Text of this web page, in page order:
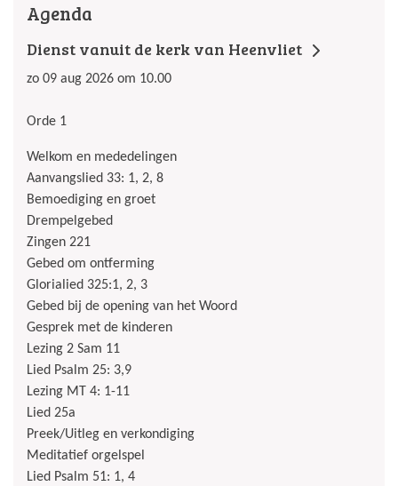
Agenda
Dienst vanuit de kerk van Heenvliet
zo 09 aug 2026 om 10.00
Orde 1
Welkom en mededelingen
Aanvangslied 33: 1, 2, 8
Bemoediging en groet
Drempelgebed
Zingen 221
Gebed om ontferming
Glorialied 325:1, 2, 3
Gebed bij de opening van het Woord
Gesprek met de kinderen
Lezing 2 Sam 11
Lied Psalm 25: 3,9
Lezing MT 4: 1-11
Lied 25a
Preek/Uitleg en verkondiging
Meditatief orgelspel
Lied Psalm 51: 1, 4